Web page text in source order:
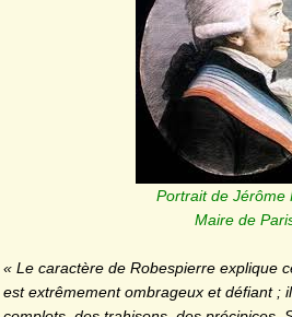
Portrait de Jérôme
Maire de
« Le caractère de Robespierre explique
est extrêmement ombrageux et défiant ;